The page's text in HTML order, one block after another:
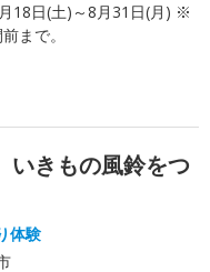
18日(土)～8月31日(月) ※
まで。
きもの風鈴をつ
体験